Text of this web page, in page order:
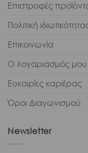
Επιστροφές
Πολιτική
Επικοινωνία
Ο λογαριασμός μου
Ευκαιρίες καριέρας
Όροι Διαγωνισμού
Newsletter